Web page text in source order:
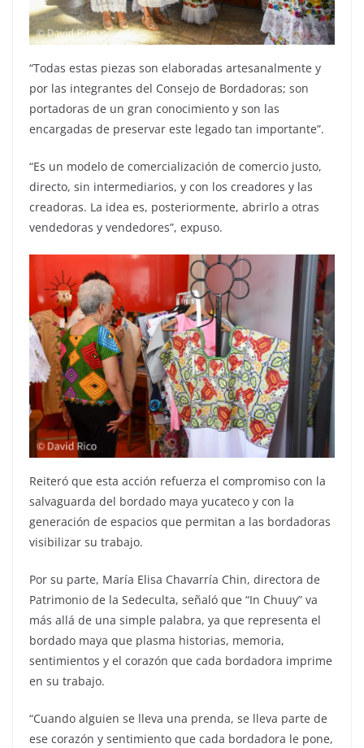
“Todas estas piezas son elaboradas artesanalmente y
por las integrantes del Consejo de Bordadoras; son
portadoras de un gran conocimiento y son las
encargadas de preservar este legado tan importante”.
“Es un modelo de comercialización de comercio justo,
directo, sin intermediarios, y con los creadores y las
creadoras. La idea es, posteriormente, abrirlo a otras
vendedoras y vendedores”, expuso.
Reiteró que esta acción refuerza el compromiso con la
salvaguarda del bordado maya yucateco y con la
generación de espacios que permitan a las bordadoras
visibilizar su trabajo.
Por su parte, María Elisa Chavarría Chin, directora de
Patrimonio de la Sedeculta, señaló que “In Chuuy” va
más allá de una simple palabra, ya que representa el
bordado maya que plasma historias, memoria,
sentimientos y el corazón que cada bordadora imprime
en su trabajo.
“Cuando alguien se lleva una prenda, se lleva parte de
ese corazón y sentimiento que cada bordadora le pone,